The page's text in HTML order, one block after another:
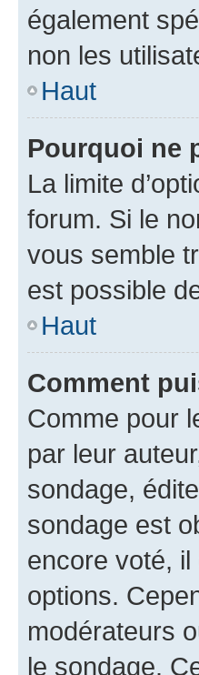
également
non les
Haut
Pourquoi ne
La limite
forum. Si le
vous semble
est possible
Haut
Comment
Comme pour
par leur
sondage,
sondage est
encore voté, il
options.
modérateurs
le sondage.